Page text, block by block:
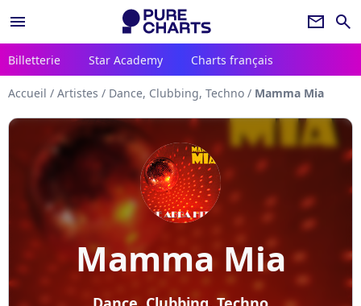
menu newsletter search
Billetterie Star Academy Charts français
Accueil / Artistes / Dance, Clubbing, Techno / Mamma Mia
Mamma Mia